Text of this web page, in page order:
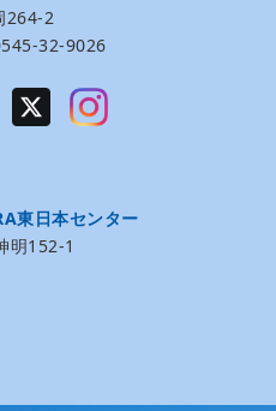
264-2
32-9026
東日本センター
明152-1